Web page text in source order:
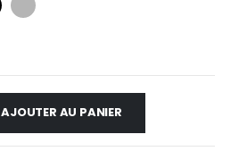
AJOUTER AU PANIER